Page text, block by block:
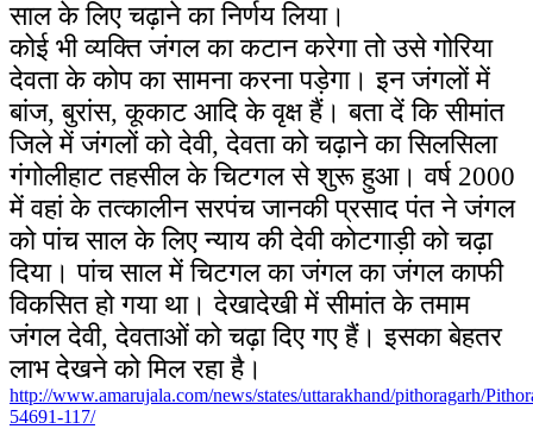
साल के लिए चढ़ाने का निर्णय लिया।
कोई भी व्यक्ति जंगल का कटान करेगा तो उसे गोरिया
देवता के कोप का सामना करना पड़ेगा। इन जंगलों में
बांज, बुरांस, कूकाट आदि के वृक्ष हैं। बता दें कि सीमांत
जिले में जंगलों को देवी, देवता को चढ़ाने का सिलसिला
गंगोलीहाट तहसील के चिटगल से शुरू हुआ। वर्ष 2000
में वहां के तत्कालीन सरपंच जानकी प्रसाद पंत ने जंगल
को पांच साल के लिए न्याय की देवी कोटगाड़ी को चढ़ा
दिया। पांच साल में चिटगल का जंगल का जंगल काफी
विकसित हो गया था। देखादेखी में सीमांत के तमाम
जंगल देवी, देवताओं को चढ़ा दिए गए हैं। इसका बेहतर
लाभ देखने को मिल रहा है।
http://www.amarujala.com/news/states/uttarakhand/pithoragarh/
54691-117/